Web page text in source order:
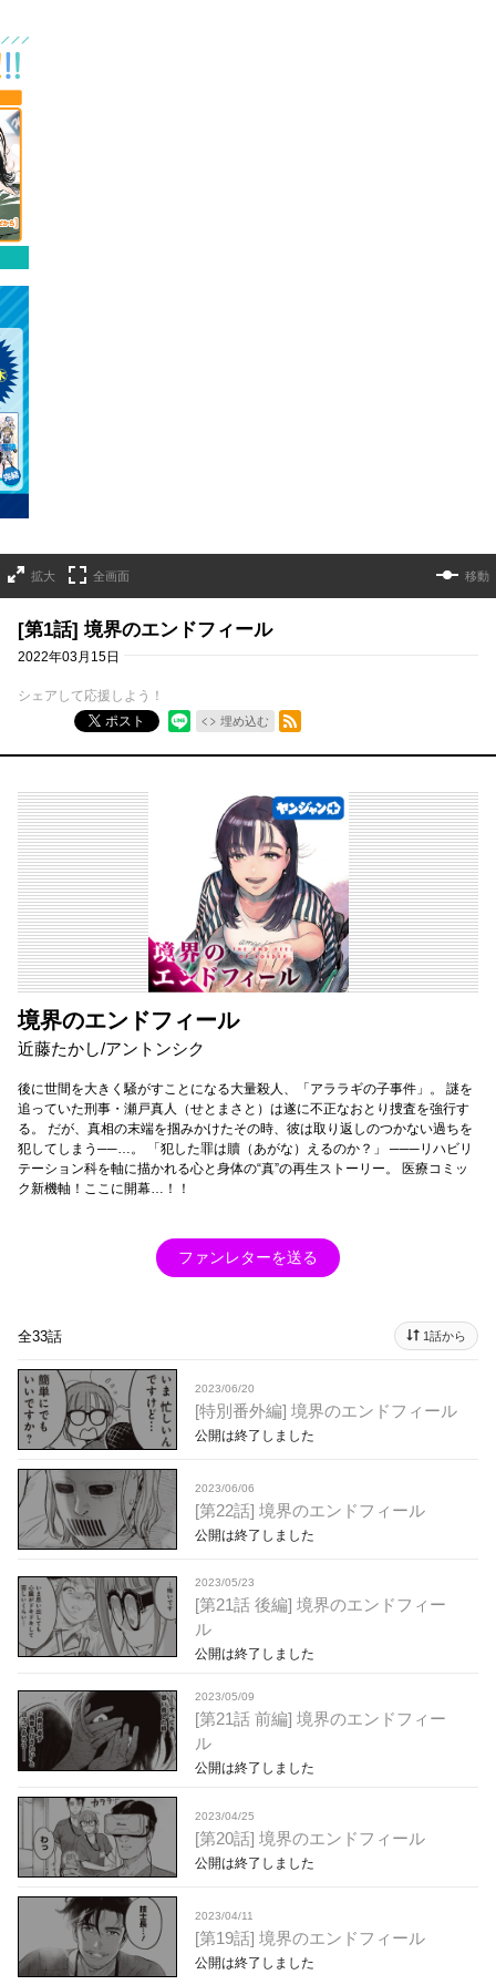
拡大 全画面 移動
[第1話] 境界のエンドフィール
2022年03月15日
シェアして応援しよう！
ポスト
埋め込む
RSSフィード
境界のエンドフィール
近藤たかし/アントンシク
後に世間を大きく騒がすことになる大量殺人、「アララギの子事件」。 謎を
追っていた刑事・瀬戸真人（せとまさと）は遂に不正なおとり捜査を強行す
る。 だが、真相の末端を掴みかけたその時、彼は取り返しのつかない過ちを
犯してしまう──…。 「犯した罪は贖（あがな）えるのか？」 ───リハビリ
テーション科を軸に描かれる心と身体の“真”の再生ストーリー。 医療コミッ
ク新機軸！ここに開幕…！！
ファンレターを送る
全33話 1話から
2023/06/20
[特別番外編] 境界のエンドフィール
公開は終了しました
2023/06/06
[第22話] 境界のエンドフィール
公開は終了しました
2023/05/23
[第21話 後編] 境界のエンドフィー
ル
公開は終了しました
2023/05/09
[第21話 前編] 境界のエンドフィー
ル
公開は終了しました
2023/04/25
[第20話] 境界のエンドフィール
公開は終了しました
2023/04/11
[第19話] 境界のエンドフィール
公開は終了しました